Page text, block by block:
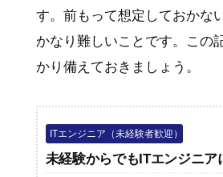
す。前もって想定しておかな
かなり難しいことです。この
かり備えておきましょう。
ITエンジニア（未経験者歓迎）
未経験からでもITエンジニア